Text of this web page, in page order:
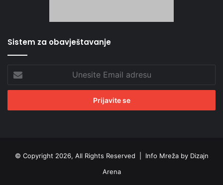
Sistem za obavještavanje
Email
adresu
© Copyright 2026, All Rights Reserved | Info Mreža by Dizajn
Arena